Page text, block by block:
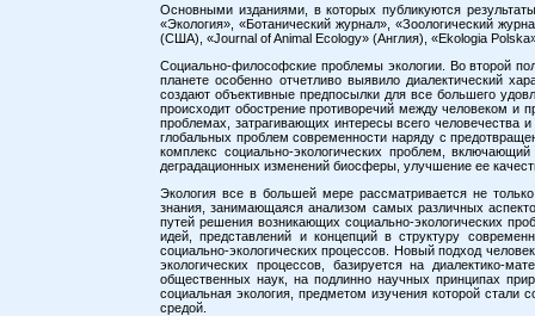
Основными изданиями, в которых публикуются
«Экология», «Ботанический журнал», «Зоологический
(США), «Journal of Animal Ecology» (Англия), «Ekologia
Социально-философские проблемы экологии. Во второй
планете особенно отчетливо выявило диалектический
создают объективные предпосылки для все большего
происходит обострение противоречий между человеком и
проблемах, затрагивающих интересы всего человечества
глобальных проблем современности наряду с
комплекс социально-экологических проблем,
деградационных изменений биосферы, улучшение ее
Экология все в большей мере рассматривается не
знания, занимающаяся анализом самых различных
путей решения возникающих социально-экологических
идей, представлений и концепций в структуру
социально-экологических процессов. Новый подход
экологических процессов, базируется на диалектико-
общественных наук, на подлинно научных принципах
социальная экология, предметом изучения которой
средой.